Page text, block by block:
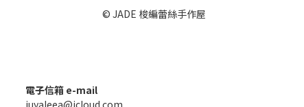
© JADE 梭編蕾絲手作屋
電子信箱 e-mail
juyaleea@icloud.com